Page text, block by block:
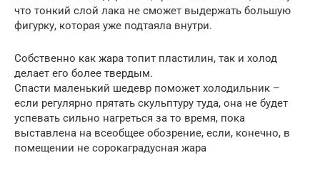
что тонкий слой лака не сможет выдержать большую
фигурку, которая уже подтаяла внутри.
Собственно как жара топит пластилин, так и холод
делает его более твердым.
Спасти маленький шедевр поможет холодильник –
если регулярно прятать скульптуру туда, она не будет
успевать сильно нагреться за то время, пока
выставлена на всеобщее обозрение, если, конечно, в
помещении не сорокаградусная жара